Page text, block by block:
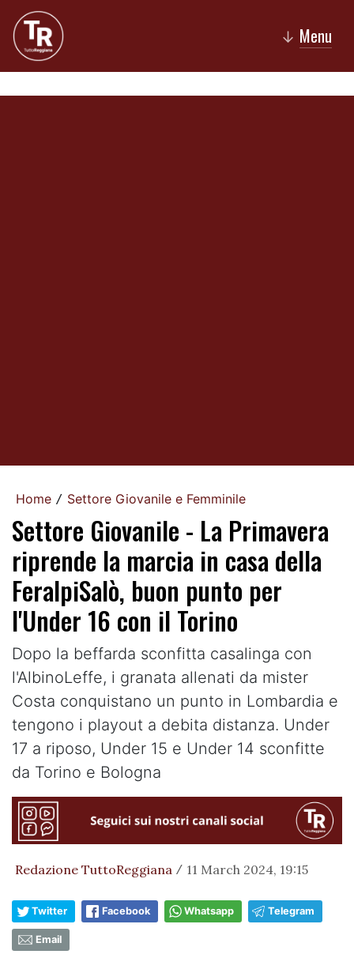
↓ Menu
Home / Settore Giovanile e Femminile
Settore Giovanile - La Primavera
riprende la marcia in casa della
FeralpiSalò, buon punto per
l'Under 16 con il Torino
Dopo la beffarda sconfitta casalinga con
l'AlbinoLeffe, i granata allenati da mister
Costa conquistano un punto in Lombardia e
tengono i playout a debita distanza. Under
17 a riposo, Under 15 e Under 14 sconfitte
da Torino e Bologna
Redazione TuttoReggiana / 11 March 2024, 19:15
Twitter Facebook Whatsapp Telegram
Email